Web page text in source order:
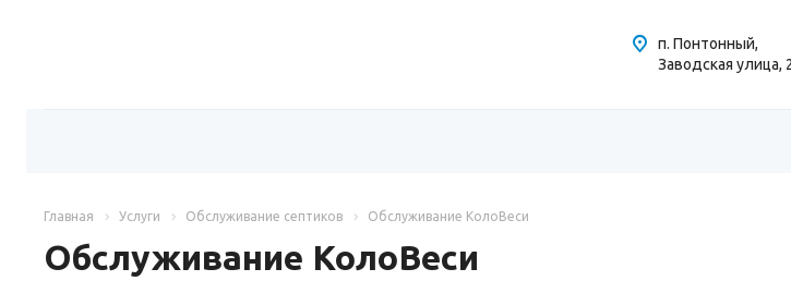
п. Понтонный,
Заводская улица,
Главная Услуги Обслуживание септиков Обслуживание КолоВеси
Обслуживание КолоВеси